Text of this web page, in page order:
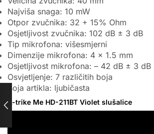
Najviša snaga: 10 mW
Otpor zvučnika: 32 + 15% Ohm
Osjetljivost zvučnika: 102 dB ± 3 dB
Tip mikrofona: višesmjerni
Dimenzije mikrofona: 4 x 1.5 mm
Osjetljivost mikrofona: – 42 dB ± 3 dB
Osvjetljenje: 7 različitih boja
Boja artikla: ljubičasta
X-trike Me HD-211BT Violet slušalice